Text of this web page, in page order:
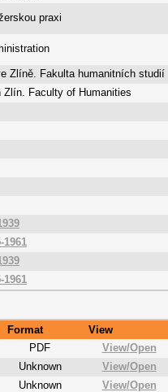
praxi
Zlíně. Fakulta humanitních studií
Faculty of Humanities
1961
1961
Format View
PDF View/Open
Unknown View/Open
Unknown View/Open